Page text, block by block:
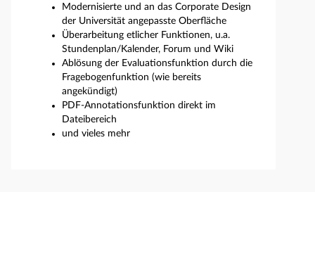
Modernisierte und an das Corporate Design
der Universität angepasste Oberfläche
Überarbeitung etlicher Funktionen, u.a.
Stundenplan/Kalender, Forum und Wiki
Ablösung der Evaluationsfunktion durch die
Fragebogenfunktion (wie bereits
angekündigt)
PDF-Annotationsfunktion direkt im
Dateibereich
und vieles mehr